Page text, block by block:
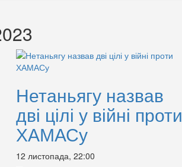
Нетаньягу назвав
дві цілі у війні проти
ХАМАСу
12 листопада, 22:00